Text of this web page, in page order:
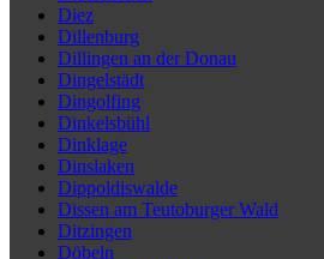
Diez
Dillenburg
Dillingen an der Donau
Dingelstädt
Dingolfing
Dinkelsbühl
Dinklage
Dinslaken
Dippoldiswalde
Dissen am Teutoburger Wald
Ditzingen
Döbeln